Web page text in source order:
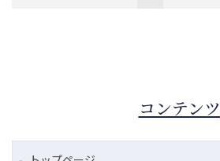
コンテンツ